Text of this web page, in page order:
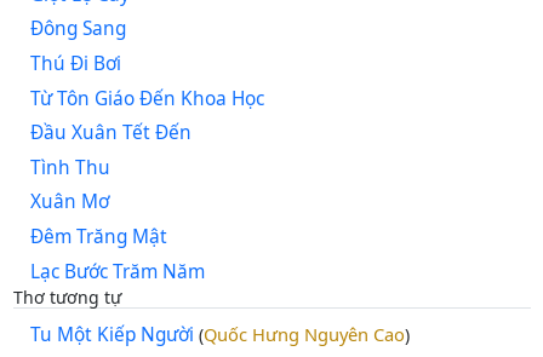
Đông Sang
Thú Đi Bơi
Từ Tôn Giáo Đến Khoa Học
Đầu Xuân Tết Đến
Tình Thu
Xuân Mơ
Đêm Trăng Mật
Lạc Bước Trăm Năm
Thơ tương tự
Tu Một Kiếp Người (Quốc Hưng Nguyên Cao)